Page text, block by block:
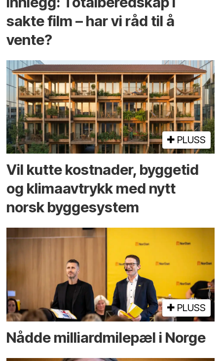
sakte film – har vi råd til å
vente?
PLUSS
Vil kutte kostnader, byggetid
og klima­avtrykk med nytt
norsk bygge­system
PLUSS
Nådde milliard­­milepæl i Norge